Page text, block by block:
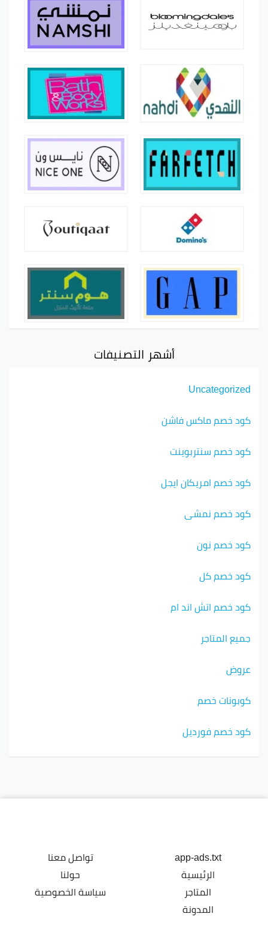
أشهر التصنيفات
Uncategorized
كود خصم ماكس فاشن
كود خصم سنتربوينت
كود خصم امريكان ايجل
كود خصم نمشي
كود خصم نون
كود خصم كل
كود خصم اتش اند ام
جميع المتاجر
عروض
كوبونات خصم
كود خصم فورديل
app-ads.txt
الرئيسية
المتاجر
المدونة
تواصل معنا
حولنا
سياسة الخصوصية